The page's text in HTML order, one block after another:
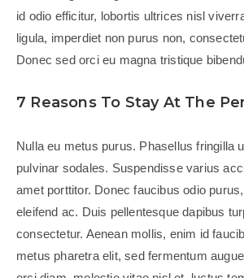
id odio efficitur, lobortis ultrices nisl
ligula, imperdiet non purus non,
Donec sed orci eu magna tristique
7 Reasons To Stay At The
Nulla eu metus purus. Phasellus fringilla
pulvinar sodales. Suspendisse varius
amet porttitor. Donec faucibus odio
eleifend ac. Duis pellentesque dapibus
consectetur. Aenean mollis, enim id
metus pharetra elit, sed fermentum